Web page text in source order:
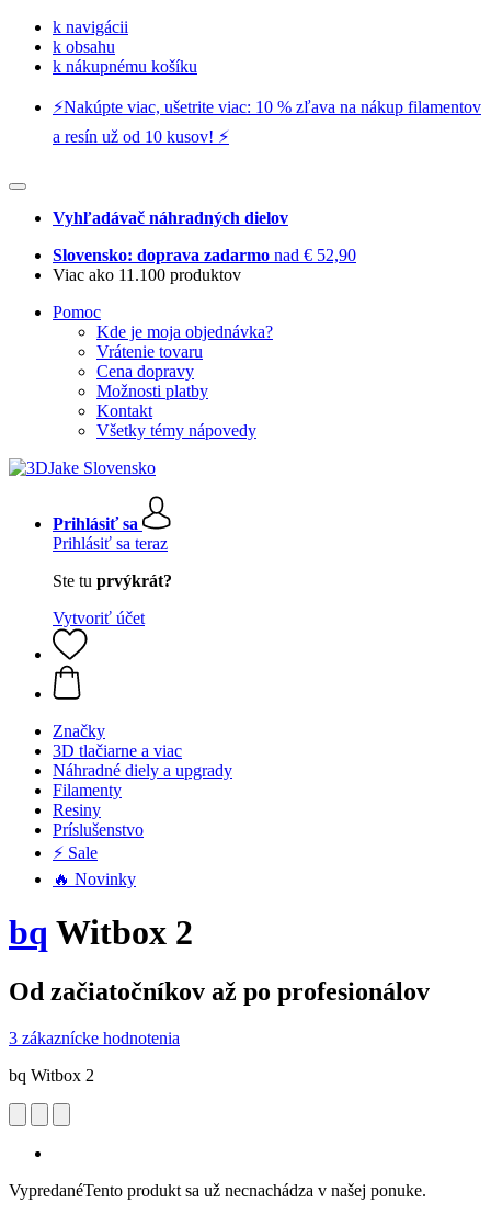
k navigácii
k obsahu
k nákupnému košíku
⚡️Nakúpte viac, ušetrite viac: 10 % zľava na nákup filamentov
a resín už od 10 kusov! ⚡️
Vyhľadávač náhradných dielov
Slovensko: doprava zadarmo nad € 52,90
Viac ako 11.100 produktov
Pomoc
Kde je moja objednávka?
Vrátenie tovaru
Cena dopravy
Možnosti platby
Kontakt
Všetky témy nápovedy
Prihlásiť sa
Prihlásiť sa teraz
Ste tu prvýkrát?
Vytvoriť účet
Značky
3D tlačiarne a viac
Náhradné diely a upgrady
Filamenty
Resiny
Príslušenstvo
⚡ Sale
🔥 Novinky
bq Witbox 2
Od začiatočníkov až po profesionálov
3 zákaznícke hodnotenia
bq Witbox 2
VypredanéTento produkt sa už necnachádza v našej ponuke.